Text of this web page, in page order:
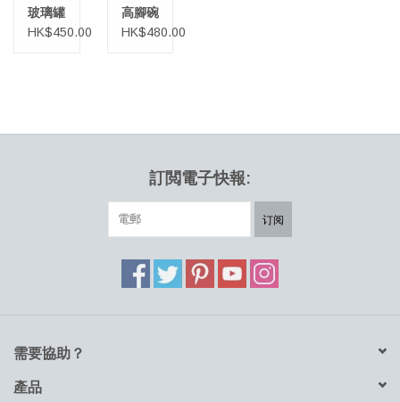
玻璃罐
HK$450.00
高腳碗
35 CL
HK$480.00
訂閲電子快報:
订阅
需要協助？
產品